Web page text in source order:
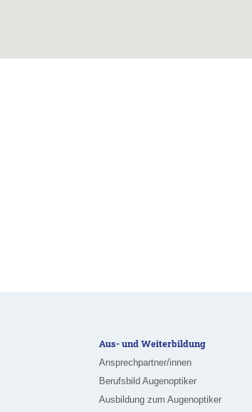
Aus- und Weiterbildung
Ansprechpartner/innen
Berufsbild Augenoptiker
Ausbildung zum Augenoptiker